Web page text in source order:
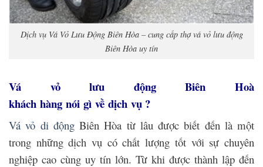
Dịch vụ Vá Vỏ Lưu Động Biên Hòa – cung cấp thợ vá vỏ lưu động
Biên Hòa uy tín
Vá vỏ lưu động Biên Hoà
khách hàng nói gì về dịch vụ ?
Vá vỏ di độngBiên Hòa từ lâu được biết đến là một
trong những dịch vụ có chất lượng tốt với sự chuyên
nghiệp cao cùng uy tín lớn. Từ khi được thành lập đến